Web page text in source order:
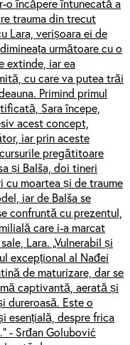
o încăpere întunecată a
trauma din trecut
Lara, verișoara ei de
următoare cu o
extinde, iar ea
cu care va putea trăi
Primind primul
Sara începe,
acest concept,
iar prin aceste
pregătitoare
și Balša, doi tineri
cu moartea și de traume
iar de Balša se
confruntă cu prezentul,
care i-a marcat
Lara. „Vulnerabil și
excepțional al Nađei
de maturizare, dar se
captivantă, aerată și
dureroasă. Este o
esențială, despre frica
- Srđan Golubović